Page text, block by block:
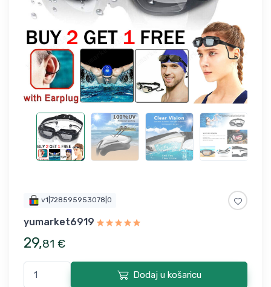
v1|728595953078|0
yumarket6919
29,81 €
Dodaj u košaricu